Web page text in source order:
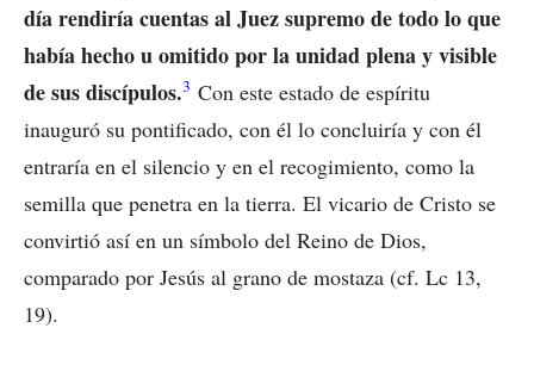
día rendiría cuentas al Juez supremo de todo lo que
había hecho u omitido por la unidad plena y visible
de sus discípulos.3 Con este estado de espíritu
inauguró su pontificado, con él lo concluiría y con él
entraría en el silencio y en el recogimiento, como la
semilla que penetra en la tierra. El vicario de Cristo se
convirtió así en un símbolo del Reino de Dios,
comparado por Jesús al grano de mostaza (cf. Lc 13,
19).